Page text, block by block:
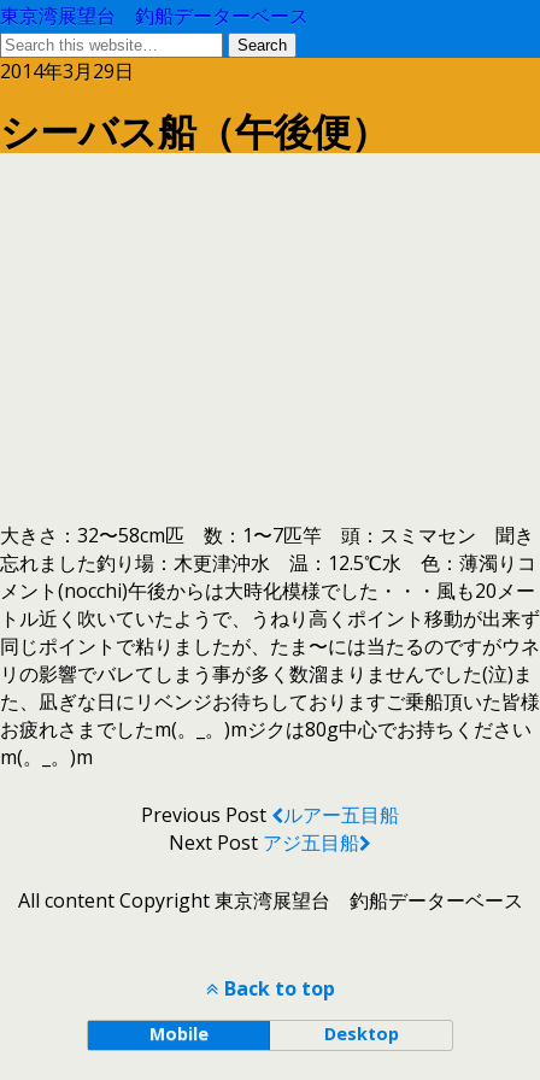
東京湾展望台 釣船データーベース
2014年3月29日
シーバス船（午後便）
大きさ：32〜58cm匹 数：1〜7匹竿 頭：スミマセン 聞き
忘れました釣り場：木更津沖水 温：12.5℃水 色：薄濁りコ
メント(nocchi)午後からは大時化模様でした・・・風も20メー
トル近く吹いていたようで、うねり高くポイント移動が出来ず
同じポイントで粘りましたが、たま〜には当たるのですがウネ
リの影響でバレてしまう事が多く数溜まりませんでした(泣)ま
た、凪ぎな日にリベンジお待ちしておりますご乗船頂いた皆様
お疲れさまでしたm(。_。)mジクは80g中心でお持ちください
m(。_。)m
Previous Post
ルアー五目船
Next Post アジ五目船
All content Copyright 東京湾展望台 釣船データーベース
Back to top
Mobile Desktop